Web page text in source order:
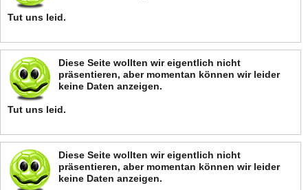
Tut uns leid.
Diese Seite wollten wir eigentlich nicht
präsentieren, aber momentan können wir leider
keine Daten anzeigen.
Tut uns leid.
Diese Seite wollten wir eigentlich nicht
präsentieren, aber momentan können wir leider
keine Daten anzeigen.